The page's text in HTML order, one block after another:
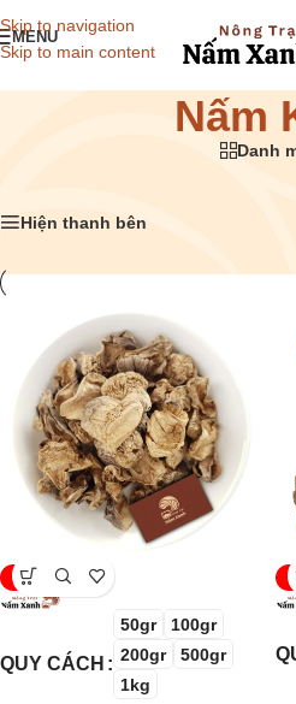
Skip to navigation
Skip to main content
MENU
Nấm
Danh
Hiện thanh bên
-15%
QUY CÁCH
50gr
100gr
200gr
500gr
1kg
-